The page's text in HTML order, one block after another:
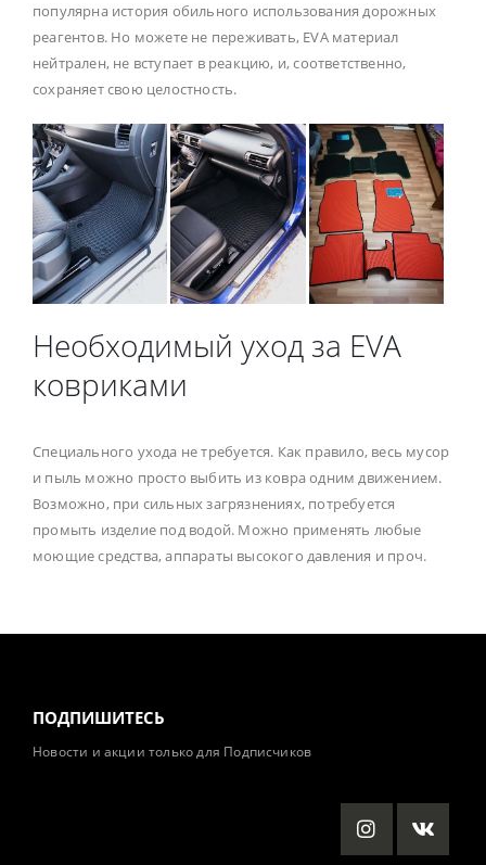
популярна история обильного использования дорожных
реагентов. Но можете не переживать, EVA материал
нейтрален, не вступает в реакцию, и, соответственно,
сохраняет свою целостность.
Необходимый уход за EVA
ковриками
Специального ухода не требуется. Как правило, весь мусор
и пыль можно просто выбить из ковра одним движением.
Возможно, при сильных загрязнениях, потребуется
промыть изделие под водой. Можно применять любые
моющие средства, аппараты высокого давления и проч.
ПОДПИШИТЕСЬ
Новости и акции только для Подписчиков